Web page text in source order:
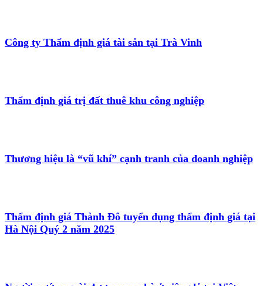
Công ty Thẩm định giá tài sản tại Trà Vinh
Thẩm định giá trị đất thuê khu công nghiệp
Thương hiệu là “vũ khí” cạnh tranh của doanh nghiệp
Thẩm định giá Thành Đô tuyển dụng thẩm định giá tại
Hà Nội Quý 2 năm 2025